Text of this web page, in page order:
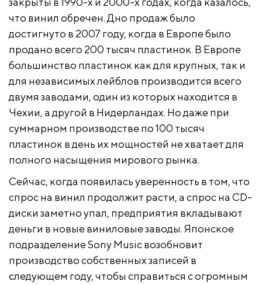
что винил обречен. Дно продаж было
достигнуто в 2007 году, когда в Европе было
продано всего 200 тысяч пластинок. В Европе
большинство пластинок как для крупных, так и
для независимых лейблов производится всего
двумя заводами, один из которых находится в
Чехии, а другой в Нидерландах. Но даже при
суммарном производстве по 100 тысяч
пластинок в день их мощностей не хватает для
полного насыщения мирового рынка.
Сейчас, когда появилась уверенность в том, что
спрос на винил продолжит расти, а спрос на CD-
диски заметно упал, предприятия вкладывают
деньги в новые виниловые заводы. Японское
подразделение Sony Music возобновит
производство собственных записей в
следующем году, чтобы справиться с огромным